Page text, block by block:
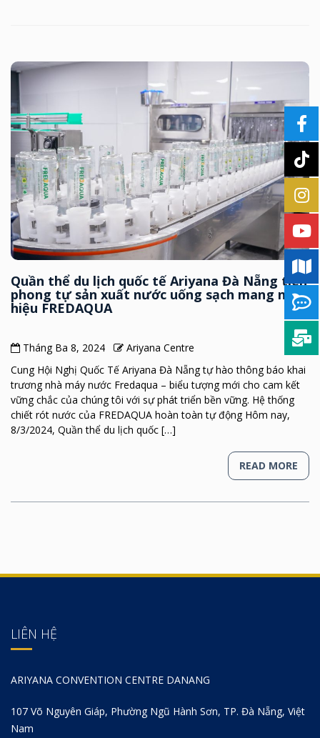
Quần thể du lịch quốc tế Ariyana Đà Nẵng tiên
phong tự sản xuất nước uống sạch mang nhãn
hiệu FREDAQUA
Tháng Ba 8, 2024
Ariyana Centre
Cung Hội Nghị Quốc Tế Ariyana Đà Nẵng tự hào thông báo khai
trương nhà máy nước Fredaqua – biểu tượng mới cho cam kết
vững chắc của chúng tôi với sự phát triển bền vững. Hệ thống
chiết rót nước của FREDAQUA hoàn toàn tự động Hôm nay,
8/3/2024, Quần thể du lịch quốc […]
READ MORE
LIÊN HỆ
ARIYANA CONVENTION CENTRE DANANG
107 Võ Nguyên Giáp, Phường Ngũ Hành Sơn, TP. Đà Nẵng, Việt
Nam